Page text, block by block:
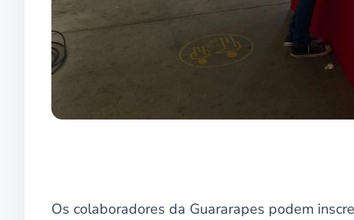
Os colaboradores da Guararapes podem